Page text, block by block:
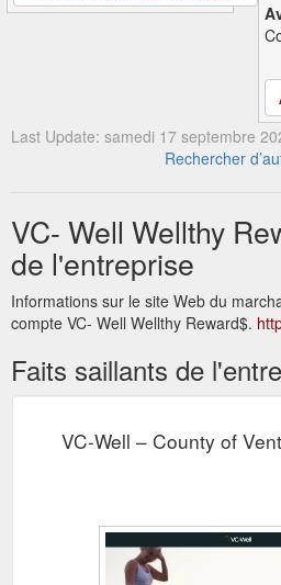
Last Update: samedi 17 septembre
Rechercher
VC- Well Wellthy
de l'entreprise
Informations sur le site Web du
compte VC- Well Wellthy Reward$.
Faits saillants de
VC-Well – County of